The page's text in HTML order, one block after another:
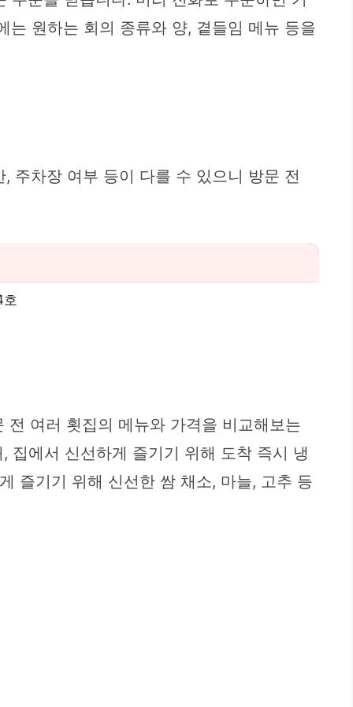
는 원하는 회의 종류와 양, 곁들임 메뉴 등을
주차장 여부 등이 다를 수 있으니 방문 전
여러 횟집의 메뉴와 가격을 비교해보는
집에서 신선하게 즐기기 위해 도착 즉시 냉
즐기기 위해 신선한 쌈 채소, 마늘, 고추 등